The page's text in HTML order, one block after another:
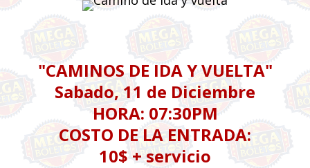
"CAMINOS DE IDA Y VUELTA"
Sabado, 11 de Diciembre
HORA: 07:30PM
COSTO DE LA ENTRADA:
10$ + servicio